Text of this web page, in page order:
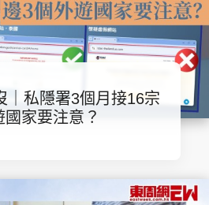
｜私隱署3個月接16宗
家要注意？